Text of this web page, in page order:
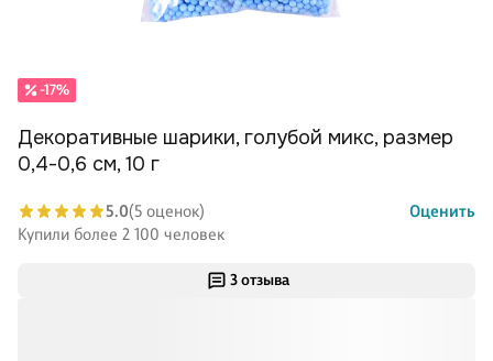
3 отзыва
-17%
Декоративные шарики, голубой микс, размер
0,4-0,6 см, 10 г
5.0(5 оценок)
Оценить
Купили более 2 100 человек